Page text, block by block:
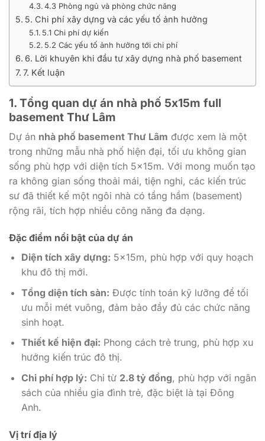
4.3 Phòng ngủ và phòng chức năng
5. Chi phí xây dựng và các yếu tố ảnh hưởng
5.1 Chi phí dự kiến
5.2 Các yếu tố ảnh hưởng tới chi phí
6. Lời khuyên khi đầu tư xây dựng nhà phố basement
7. Kết luận
1. Tổng quan dự án nhà phố 5x15m full
basement Thư Lâm
Dự án nhà phố basement Thư Lâm được xem là một
trong những mẫu nhà phố hiện đại, tối ưu không gian
sống phù hợp với diện tích 5x15m. Với mong muốn tạo
ra không gian sống thoải mái, tiện nghi, các kiến trúc
sư đã thiết kế một ngôi nhà có tầng hầm (basement)
rộng rãi, tích hợp nhiều công năng đa dạng.
Đặc điểm nổi bật của dự án
Diện tích xây dựng: 5x15m, phù hợp với quy hoạch
khu đô thị mới.
Tổng diện tích sàn: Được tính toán kỹ lưỡng để tối
ưu mỗi mét vuông, đảm bảo đầy đủ các chức năng
sinh hoạt.
Thiết kế hiện đại: Phong cách trẻ trung, phù hợp xu
hướng kiến trúc đô thị.
Chi phí hợp lý: Chỉ từ 2.8 tỷ đồng, phù hợp với ngân
sách của nhiều gia đình trẻ, đặc biệt là tại Đông
Anh.
Vị trí địa lý